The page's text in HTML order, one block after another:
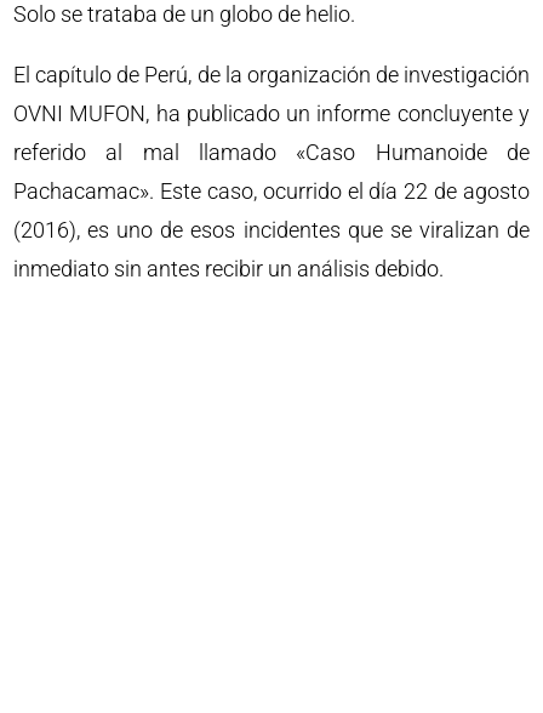
Solo se trataba de un globo de helio.
El capítulo de Perú, de la organización de investigación
OVNI MUFON, ha publicado un informe concluyente y
referido al mal llamado «Caso Humanoide de
Pachacamac». Este caso, ocurrido el día 22 de agosto
(2016), es uno de esos incidentes que se viralizan de
inmediato sin antes recibir un análisis debido.